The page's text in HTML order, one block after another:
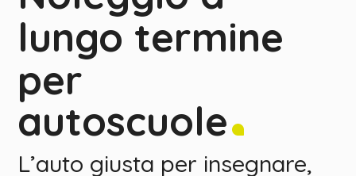
lungo termine
per
autoscuole
L’auto giusta per insegnare,